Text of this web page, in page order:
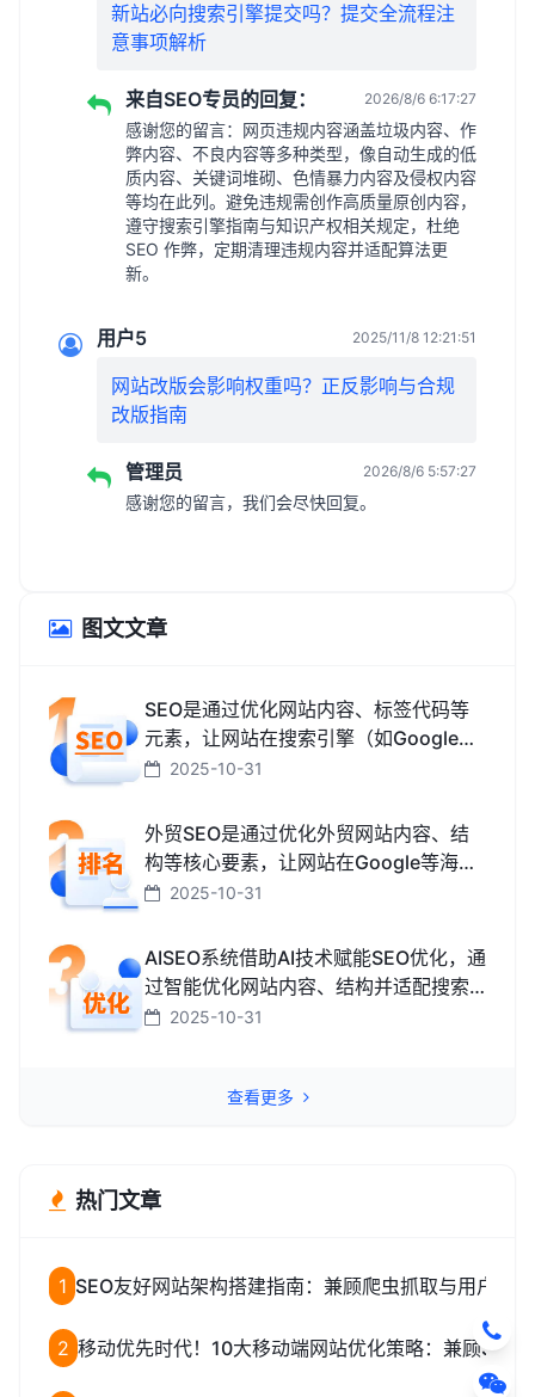
新站必向搜索引擎提交吗？提交全流程注
意事项解析
来自SEO专员的回复： 2026/8/6 6:17:27
感谢您的留言：网页违规内容涵盖垃圾内容、作
弊内容、不良内容等多种类型，像自动生成的低
质内容、关键词堆砌、色情暴力内容及侵权内容
等均在此列。避免违规需创作高质量原创内容，
遵守搜索引擎指南与知识产权相关规定，杜绝
SEO 作弊，定期清理违规内容并适配算法更
新。
用户5 2025/11/8 12:21:51
网站改版会影响权重吗？正反影响与合规
改版指南
管理员 2026/8/6 5:57:27
感谢您的留言，我们会尽快回复。
图文文章
SEO是通过优化网站内容、标签代码等
元素，让网站在搜索引擎（如Google、
百度、搜狗、必应）中排名更靠前，从
2025-10-31
外贸SEO是通过优化外贸网站内容、结
构等核心要素，让网站在Google等海外
搜索引擎中排名靠前，获取海外精准流
2025-10-31
AISEO系统借助AI技术赋能SEO优化，通
过智能优化网站内容、结构并适配搜索
引擎规则，助力网站快速提升排名，从
2025-10-31
查看更多
热门文章
1 SEO友好网站架构搭建指南：兼顾爬虫抓取与用户体
2 移动优先时代！10大移动端网站优化策略：兼顾SEO